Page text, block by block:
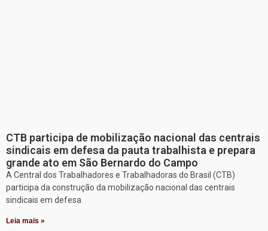
CTB participa de mobilização nacional das centrais
sindicais em defesa da pauta trabalhista e prepara
grande ato em São Bernardo do Campo
A Central dos Trabalhadores e Trabalhadoras do Brasil (CTB)
participa da construção da mobilização nacional das centrais
sindicais em defesa
Leia mais »